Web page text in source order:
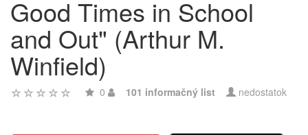
Good Times in School
and Out" (Arthur M.
Winfield)
0 101 informačný list nedostatok